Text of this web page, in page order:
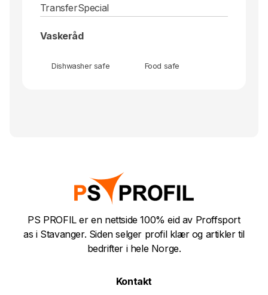
TransferSpecial
Vaskeråd
Dishwasher safe Food safe
PS PROFIL er en nettside 100% eid av Proffsport
as i Stavanger. Siden selger profil klær og artikler til
bedrifter i hele Norge.
Kontakt